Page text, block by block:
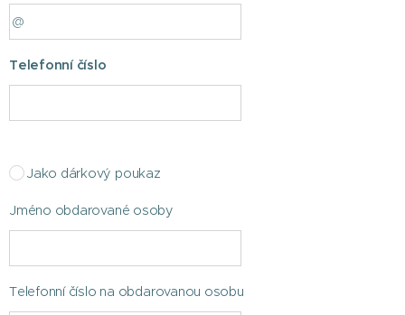
Telefonní číslo
Jako dárkový poukaz
Jméno obdarované osoby
Telefonní číslo na obdarovanou osobu